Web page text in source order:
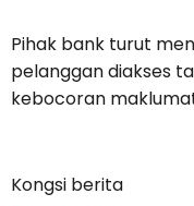
Pihak bank turut
pelanggan diakses
kebocoran maklumat
Kongsi berita